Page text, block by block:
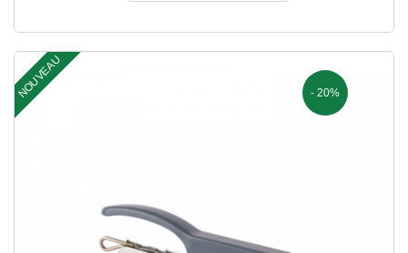
- 20%
NOUVEAU